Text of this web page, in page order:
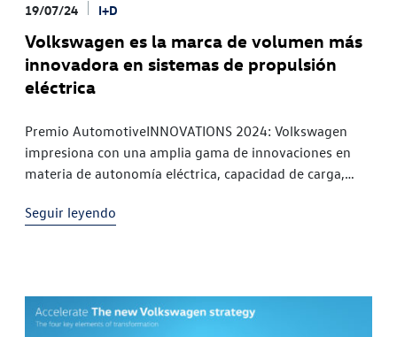
19/07/24 I+D
Volkswagen es la marca de volumen más
innovadora en sistemas de propulsión
eléctrica
Premio AutomotiveINNOVATIONS 2024: Volkswagen
impresiona con una amplia gama de innovaciones en
materia de autonomía eléctrica, capacidad de carga,
anualmente las actividades de innovación de un
Seguir leyendo